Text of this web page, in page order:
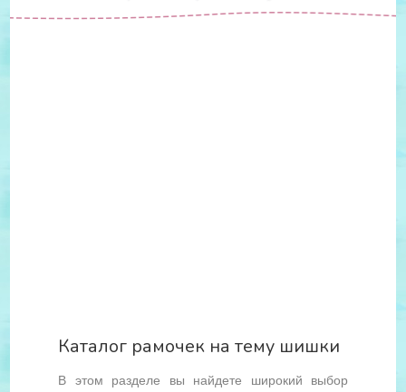
Каталог рамочек на тему шишки
В этом разделе вы найдете широкий выбор